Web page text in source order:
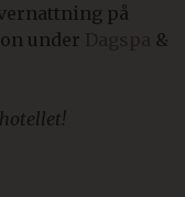
på
under Dagspa &